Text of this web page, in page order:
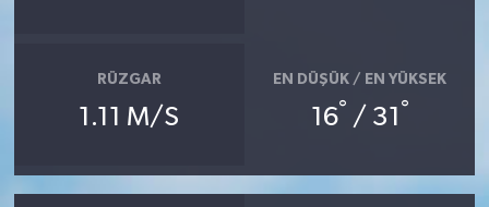
RÜZGAR
1.11 M/S
EN DÜŞÜK / EN YÜKSEK
16° / 31 °